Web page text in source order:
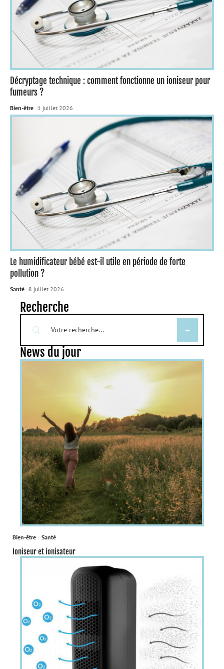
Décryptage technique : comment fonctionne un ioniseur pour
fumeurs ?
Bien-être 1 juillet 2026
Le humidificateur bébé est-il utile en période de forte
pollution ?
Santé 8 juillet 2026
Recherche
News du jour
Bien-être Santé
Ioniseur et ionisateur